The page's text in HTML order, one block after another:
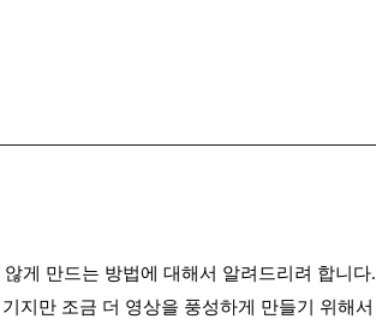
게 만드는 방법에 대해서 알려드리려 합니다.
지만 조금 더 영상을 풍성하게 만들기 위해서